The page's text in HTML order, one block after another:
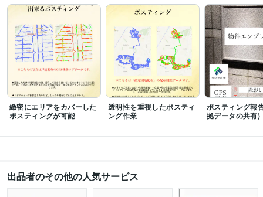
緻密にエリアをカバーした
ポスティングが可能
透明性を重視したポスティ
ング作業
ポスティング報
拠データの共有)
出品者のその他の人気サービス